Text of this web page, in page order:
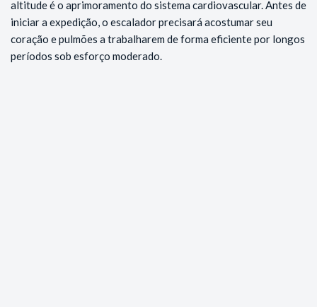
altitude é o aprimoramento do sistema cardiovascular. Antes de
iniciar a expedição, o escalador precisará acostumar seu
coração e pulmões a trabalharem de forma eficiente por longos
períodos sob esforço moderado.